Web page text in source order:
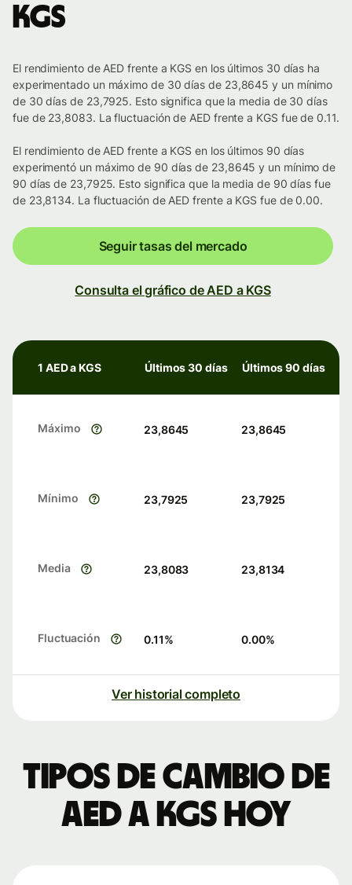
KGS
El rendimiento de AED frente a KGS en los últimos 30 días ha
experimentado un máximo de 30 días de 23,8645 y un mínimo
de 30 días de 23,7925. Esto significa que la media de 30 días
fue de 23,8083. La fluctuación de AED frente a KGS fue de 0.11.
El rendimiento de AED frente a KGS en los últimos 90 días
experimentó un máximo de 90 días de 23,8645 y un mínimo de
90 días de 23,7925. Esto significa que la media de 90 días fue
de 23,8134. La fluctuación de AED frente a KGS fue de 0.00.
Seguir tasas del mercado
Consulta el gráfico de AED a KGS
1 AED a KGS Últimos 30 días Últimos 90 días
Máximo 23,8645 23,8645
Mínimo 23,7925 23,7925
Media 23,8083 23,8134
Fluctuación 0.11% 0.00%
Ver historial completo
Tipos de cambio de
AED a KGS hoy